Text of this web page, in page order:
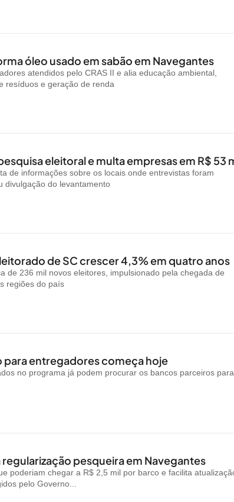
óleo usado em sabão em Navegantes
atendidos pelo CRAS II e alia educação ambiental,
resíduos e geração de renda
eleitoral e multa empresas em R$ 53
de informações sobre os locais onde entrevistas foram
divulgação do levantamento
de SC crescer 4,3% em quatro anos
de 236 mil novos eleitores, impulsionado pela chegada de
regiões do país
para entregadores começa hoje
no programa já podem procurar os bancos parceiros para
pesqueira em Navegantes
poderiam chegar a R$ 2,5 mil por barco e facilita
pelo Governo...